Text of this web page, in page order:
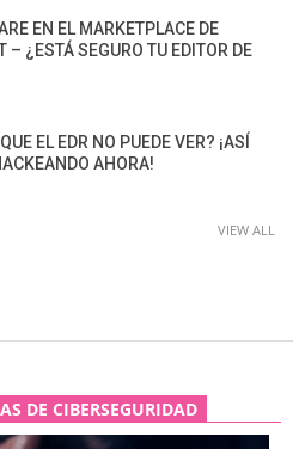
EN EL MARKETPLACE DE
– ¿ESTÁ SEGURO TU EDITOR DE
EL EDR NO PUEDE VER? ¡ASÍ
AHORA!
VIEW ALL
DE CIBERSEGURIDAD